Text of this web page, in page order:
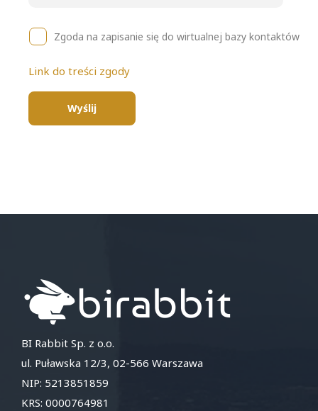
Zgoda na zapisanie się do wirtualnej bazy kontaktów
Link do treści zgody
BI Rabbit Sp. z o.o.
ul. Puławska 12/3, 02-566 Warszawa
NIP: 5213851859
KRS: 0000764981